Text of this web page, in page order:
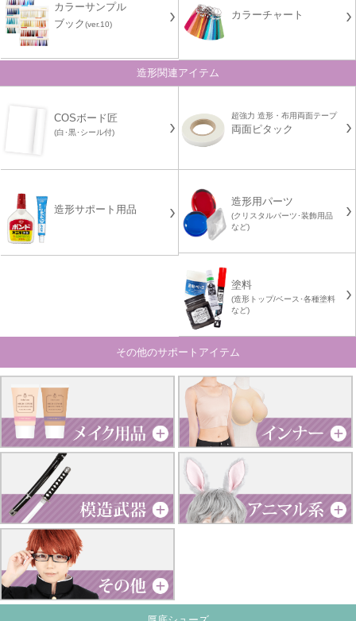
カラーサンプル
ブック(ver.10)
カラーチャート
造形関連アイテム
COSボード匠
(白･黒･シール付)
超強力 造形・布用両面テープ
両面ピタック
造形サポート用品
造形用パーツ
(クリスタルパーツ･装飾用品
など)
塗料
(造形トップ/ベース･各種塗料
など)
その他のサポートアイテム